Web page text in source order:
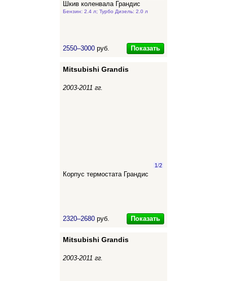
Шкив коленвала Грандис
Бензин: 2.4 л; Турбо Дизель: 2.0 л
2550–3000 руб. Показать
Mitsubishi Grandis
2003-2011 гг.
1/2
Корпус термостата Грандис
2320–2680 руб. Показать
Mitsubishi Grandis
2003-2011 гг.